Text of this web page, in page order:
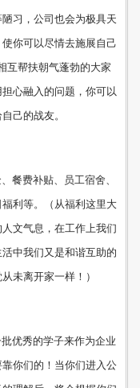
习，公司也会为极具天
你可以尽情去施展自己
互帮扶朝气蓬勃的大家
心融入的问题，你可以
己的战友。
餐费补贴、员工宿舍、
利等。（从福利这里大
文气息，在工作上我们
中我们又是和谐互助的
未离开家一样！）
优秀的学子来作为企业
你们的！当你们进入公